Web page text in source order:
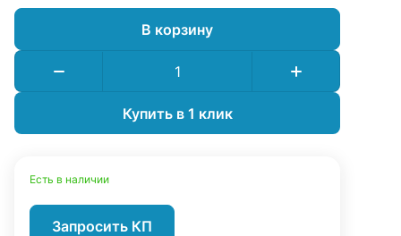
В корзину
Купить в 1 клик
Есть в наличии
Запросить КП